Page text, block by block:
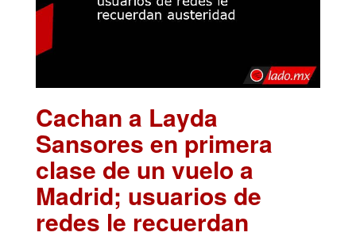
Cachan a Layda
Sansores en primera
clase de un vuelo a
Madrid; usuarios de
redes le recuerdan